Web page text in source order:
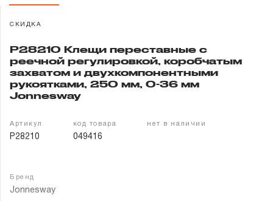
Партнерам
Контакты
СКИДКА
P28210 Клещи переставные с
реечной регулировкой, коробчатым
захватом и двухкомпонентными
рукоятками, 250 мм, 0-36 мм
Jonnesway
Артикул
P28210
код товара
049416
нет в наличии
Бренд
Jonnesway